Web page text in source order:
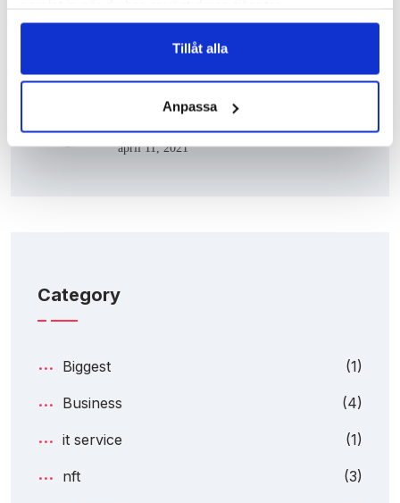
Läs vårIntegritetspolicy
CookiesTillåt alla
Anpassa
This Week’s Top Stories About
april 11, 2021
Category
Biggest (1)
Business (4)
it service (1)
nft (3)